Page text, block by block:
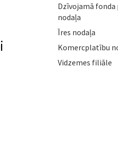
Dzīvojamā fonda
nodaļa
Īres nodaļa
Komercplatību
Vidzemes filiāle